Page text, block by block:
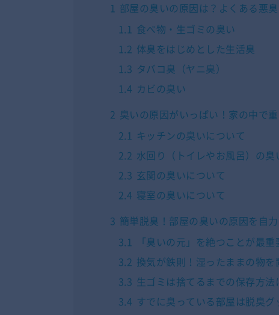
1 部屋の臭いの原因は？よくある悪臭
1.1 食べ物・生ゴミの臭い
1.2 体臭をはじめとした生活臭
1.3 タバコ臭（ヤニ臭）
1.4 カビの臭い
2 臭いの原因がいっぱい！家の中で
2.1 キッチンの臭いについて
2.2 水回り（トイレやお風呂）の臭
2.3 玄関の臭いについて
2.4 寝室の臭いについて
3 簡単脱臭！部屋の臭いの原因を自
3.1
「臭いの元」を絶つことが最重
3.2 換気が鉄則！湿ったままの物
3.3 生ゴミは捨てるまでの保存方法
3.4 すでに臭っている部屋は脱臭グ